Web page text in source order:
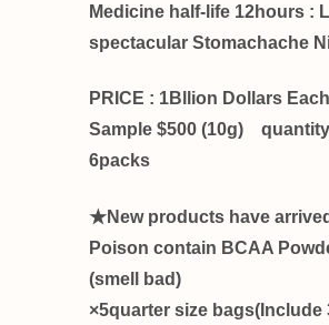
Medicine half-life 12hours :
spectacular Stomachache
PRICE : 1Bllion Dollars
Sample $500 (10g)
6packs
★New products have
Poison contain BCAA
(smell bad)
×5quarter size bags(Include